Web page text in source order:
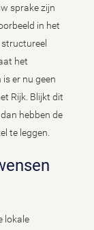
sprake zijn
in het
het
er nu geen
Rijk. Blijkt dit
hebben de
te leggen.
lokale